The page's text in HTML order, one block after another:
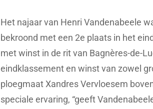
Het najaar van Henri Vandenabeele
bekroond met een 2e plaats in het
met winst in de rit van Bagnères-de-
eindklassement en winst van zowel
ploegmaat Xandres Vervloesem
speciale ervaring, “geeft